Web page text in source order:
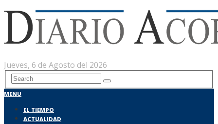
Jueves, 6 de Agosto del 2026
MENU
EL TIEMPO
ACTUALIDAD